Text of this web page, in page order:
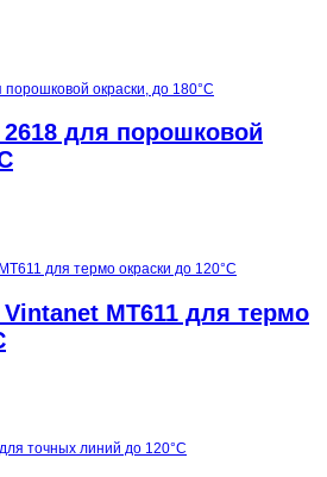
для порошковой
MT611 для термо